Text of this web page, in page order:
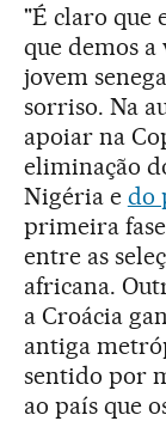
"É claro que
que demos
jovem
sorriso. Na
apoiar na
eliminação
Nigéria e do
primeira
entre as
africana.
a Croácia
antiga
sentido por
ao país que